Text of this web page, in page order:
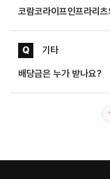
코람코라이프인프라리
Q 기타
배당금은 누가 받나요?
1